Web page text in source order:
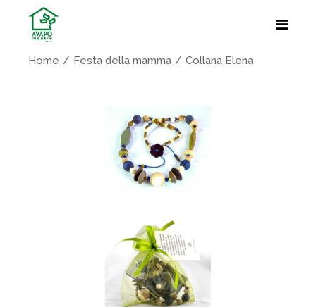
Home Festa della mamma Collana Elena